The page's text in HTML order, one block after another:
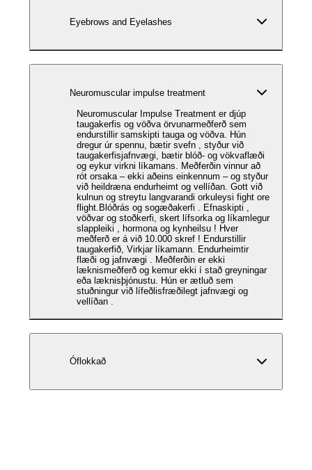
Eyebrows and Eyelashes
Neuromuscular impulse treatment
Neuromuscular Impulse Treatment er djúp
taugakerfis og vöðva örvunarmeðferð sem
endurstillir samskipti tauga og vöðva. Hún
dregur úr spennu, bætir svefn , styður við
taugakerfisjafnvægi, bætir blóð- og vökvaflæði
og eykur virkni líkamans. Meðferðin vinnur að
rót orsaka – ekki aðeins einkennum – og styður
við heildræna endurheimt og vellíðan. Gott við
kulnun og streytu langvarandi orkuleysi fight ore
flight.Blóðrás og sogæðakerfi . Efnaskipti ,
vöðvar og stoðkerfi, skert lífsorka og líkamlegur
slappleiki , hormona og kynheilsu ! Hver
meðferð er á við 10.000 skref ! Endurstillir
taugakerfið, Virkjar líkamann. Endurheimtir
flæði og jafnvægi . Meðferðin er ekki
læknismeðferð og kemur ekki í stað greyningar
eða læknisþjónustu. Hún er ætluð sem
stuðningur við lífeðlisfræðilegt jafnvægi og
vellíðan .
Óflokkað